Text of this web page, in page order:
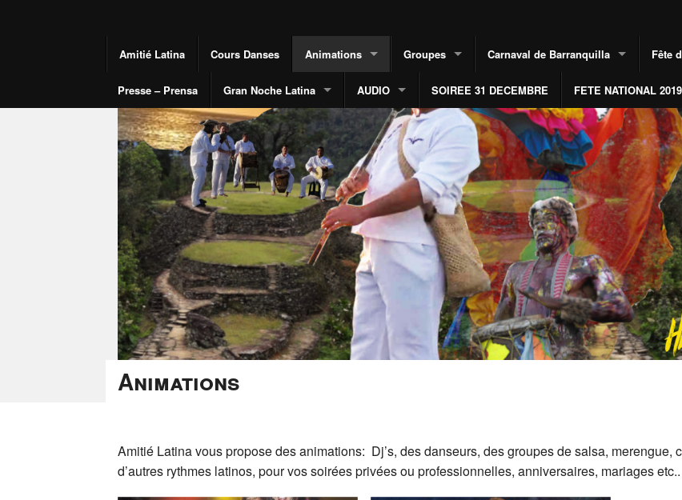
Amitié Latina Cours Danses Animations Groupes Carnaval de Barranquilla Fête
Presse – Prensa Gran Noche Latina AUDIO SOIREE 31 DECEMBRE FETE NATIONAL 2019
Animations
Amitié Latina vous propose des animations: Dj’s, des danseurs, des groupes de salsa, merengue,
d’autres rythmes latinos, pour vos soirées privées ou professionnelles, anniversaires, mariages etc..